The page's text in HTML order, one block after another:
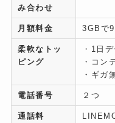
み合わせ
月額料金 3GBで
柔軟なトッ
ピング
・1日
・コン
・ギガ
電話番号 ２つ
通話料